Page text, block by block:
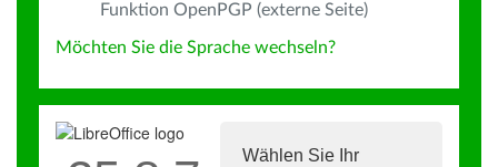
Funktion OpenPGP (externe Seite)
Möchten Sie die Sprache wechseln?
Wählen Sie Ihr